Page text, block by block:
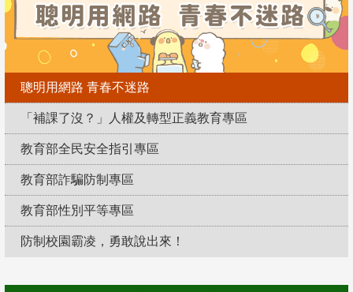
聰明用網路 青春不迷路
「補課了沒？」人權及轉型正義教育專區
教育部全民安全指引專區
教育部詐騙防制專區
教育部性別平等專區
防制校園霸凌，勇敢說出來！